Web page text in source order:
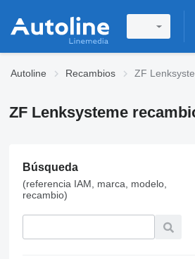
Autoline Recambios ZF
ZF Lenksysteme
Búsqueda
(referencia IAM, marca, modelo,
recambio)